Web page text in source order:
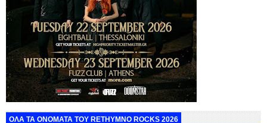
ΟΛΑ ΤΑ ΟΝΟΜΑΤΑ ΤΟΥ RETHYMNO ROCKS 2026